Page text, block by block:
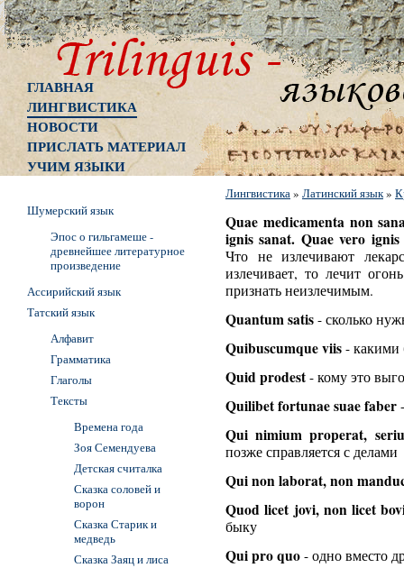
ГЛАВНАЯ
ЛИНГВИСТИКА
НОВОСТИ
ПРИСЛАТЬ МАТЕРИАЛ
УЧИМ ЯЗЫКИ
Лингвистика» Латинский язык»
Quae medicamenta non
ignis sanat. Quae vero
Что не излечивают
излечивает, то лечит
признать неизлечимым.
Quantum satis - сколько
Quibuscumque viis - какими
Quid prodest - кому это
Quilibet fortunae suae faber
Qui nimium properat,
позже справляется с делами
Qui non laborat, non
Quod licet jovi, non licet
быку
Qui pro quo - одно вместо
Шумерский язык
Эпос о гильгамеше -
древнейшее литературное
произведение
Ассирийский язык
Татский язык
Алфавит
Грамматика
Глаголы
Тексты
Времена года
Зоя Семендуева
Детская считалка
Сказка соловей и
ворон
Сказка Старик и
медведь
Сказка Заяц и лиса